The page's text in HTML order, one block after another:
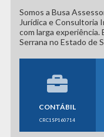
Somos a Busa
Jurídica e Consultoria
com larga experiência.
Serrana no Estado de
CONTÁBIL
CRC1SP160714